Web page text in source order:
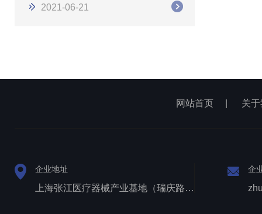
2021-06-21
网站首页 关
企业地址
上海张江医疗器械产业基地（瑞庆路528号）
企